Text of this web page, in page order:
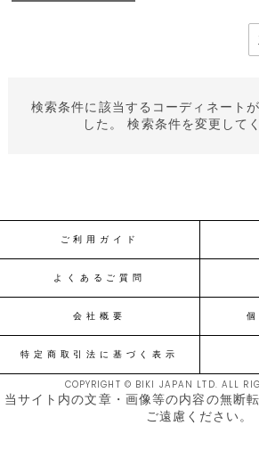
検索条件に該当するコーディネート
した。 検索条件を変更して
ご利用ガイド
よくあるご質問
会社概要
特定商取引法に基づく表示
COPYRIGHT © BIKI JAPAN LTD. ALL
当サイト内の文章・画像等の内容の無断
ご遠慮ください。